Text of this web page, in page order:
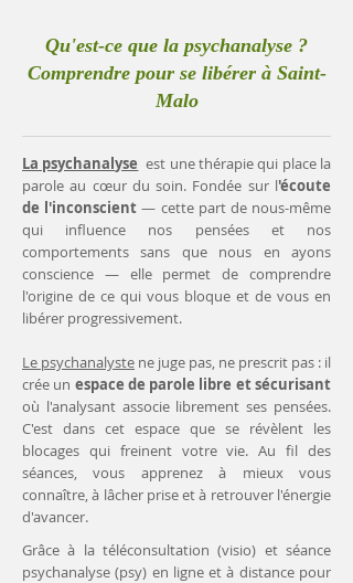
Qu'est-ce que la psychanalyse ?
Comprendre pour se libérer à Saint-
Malo
La psychanalyse est une thérapie qui place la
parole au cœur du soin. Fondée sur l'écoute
de l'inconscient— cette part de nous-même
qui influence nos pensées et nos
comportements sans que nous en ayons
conscience — elle permet de comprendre
l'origine de ce qui vous bloque et de vous en
libérer progressivement.
Le psychanalyste ne juge pas, ne prescrit pas : il
crée un espace de parole libre et sécurisant
où l'analysant associe librement ses pensées.
C'est dans cet espace que se révèlent les
blocages qui freinent votre vie. Au fil des
séances, vous apprenez à mieux vous
connaître, à lâcher prise et à retrouver l'énergie
d'avancer.
Grâce à la téléconsultation (visio) et séance
psychanalyse (psy) en ligne et à distance pour